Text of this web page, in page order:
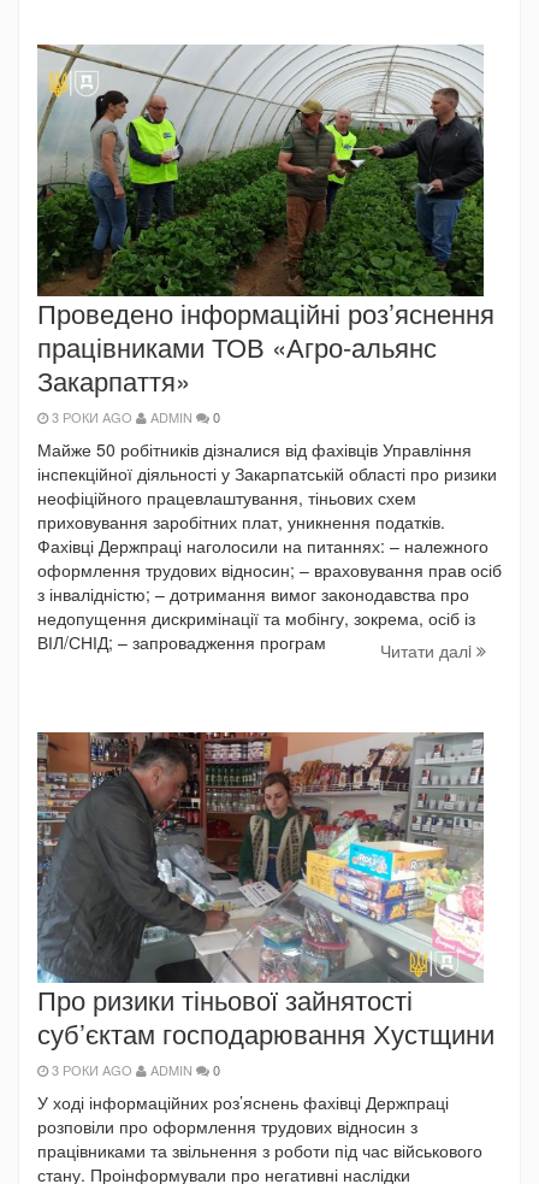
Проведено інформаційні роз’яснення
працівниками ТОВ «Агро-альянс
Закарпаття»
3 РОКИ AGO ADMIN 0
Майже 50 робітників дізналися від фахівців Управління
інспекційної діяльності у Закарпатській області про ризики
неофіційного працевлаштування, тіньових схем
приховування заробітних плат, уникнення податків.
Фахівці Держпраці наголосили на питаннях: – належного
оформлення трудових відносин; – враховування прав осіб
з інвалідністю; – дотримання вимог законодавства про
недопущення дискримінації та мобінгу, зокрема, осіб із
ВІЛ/СНІД; – запровадження програм
Читати далi
Про ризики тіньової зайнятості
суб’єктам господарювання Хустщини
3 РОКИ AGO ADMIN 0
У ході інформаційних роз’яснень фахівці Держпраці
розповіли про оформлення трудових відносин з
працівниками та звільнення з роботи під час військового
стану. Проінформували про негативні наслідки